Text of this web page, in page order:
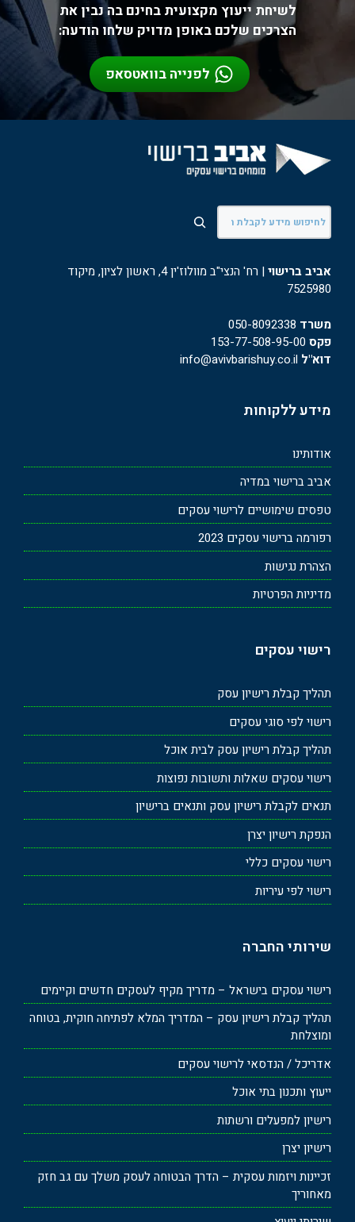
לשיחת ייעוץ מקצועית בחינם בה נבין את
הצרכים שלכם באופן מדויק שלחו הודעה:
לפנייה בוואטסאפ
חיפוש
אביב ברישוי
| רח' הנצי"ב מוולוז'ין 4, ראשון לציון, מיקוד
7525980
משרד 050-8092338
פקס
דוא"ל
מידע ללקוחות
אודותינו
אביב ברישוי במדיה
טפסים שימושיים לרישוי עסקים
רפורמה ברישוי עסקים 2023
הצהרת נגישות
מדיניות הפרטיות
רישוי עסקים
תהליך קבלת רישיון עסק
רישוי לפי סוגי עסקים
תהליך קבלת רישיון עסק לבית אוכל
רישוי עסקים שאלות ותשובות נפוצות
תנאים לקבלת רישיון עסק ותנאים ברישיון
הנפקת רישיון יצרן
רישוי עסקים כללי
רישוי לפי עיריות
שירותי החברה
רישוי עסקים בישראל – מדריך מקיף לעסקים חדשים וקיימים
תהליך קבלת רישיון עסק – המדריך המלא לפתיחה חוקית, בטוחה
ומוצלחת
אדריכל / הנדסאי לרישוי עסקים
ייעוץ ותכנון בתי אוכל
רישיון למפעלים ורשתות
רישיון יצרן
זכיינות ויזמות עסקית – הדרך הבטוחה לעסק משלך עם גב חזק
מאחוריך